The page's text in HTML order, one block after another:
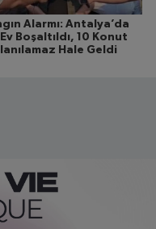
Alarmı: Antalya’da
Boşaltıldı, 10 Konut
Hale Geldi